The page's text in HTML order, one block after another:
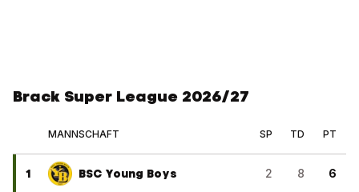
Brack Super League 2026/27
MANNSCHAFT SP TD PT
1 BSC Young Boys 2 8 6